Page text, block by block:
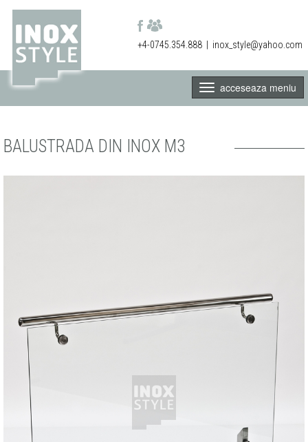
+4-0745.354.888 inox_style@yahoo.com
acceseaza meniu
BALUSTRADA DIN INOX M3